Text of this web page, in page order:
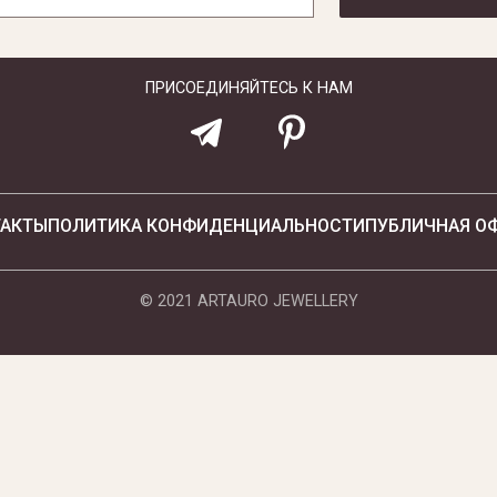
ПРИСОЕДИНЯЙТЕСЬ К НАМ
ПОЛИТИКА КОНФИДЕНЦИАЛЬНОСТИПУБЛИЧНАЯ
© 2021 ARTAURO JEWELLERY